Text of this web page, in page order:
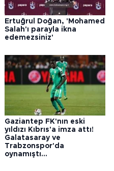
Ertuğrul Doğan, 'Mohamed
Salah'ı parayla ikna
edemezsiniz'
Gaziantep FK'nın eski
yıldızı Kıbrıs'a imza attı!
Galatasaray ve
Trabzonspor'da
oynamıştı...